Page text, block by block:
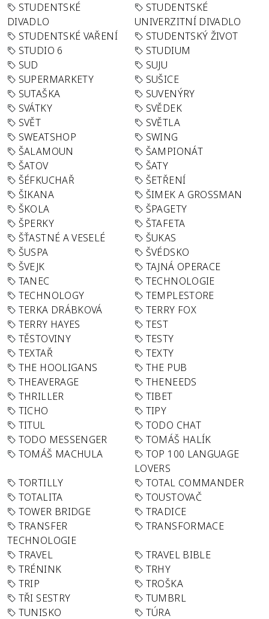
STUDENTSKÉ
DIVADLO
STUDENTSKÉ
UNIVERZITNÍ DIVADLO
STUDENTSKÉ VAŘENÍ
STUDENTSKÝ ŽIVOT
STUDIO 6
STUDIUM
SUD
SUJU
SUPERMARKETY
SUŠICE
SUTAŠKA
SUVENÝRY
SVÁTKY
SVĚDEK
SVĚT
SVĚTLA
SWEATSHOP
SWING
ŠALAMOUN
ŠAMPIONÁT
ŠATOV
ŠATY
ŠÉFKUCHAŘ
ŠETŘENÍ
ŠIKANA
ŠIMEK A GROSSMAN
ŠKOLA
ŠPAGETY
ŠPERKY
ŠTAFETA
ŠŤASTNÉ A VESELÉ
ŠUKAS
ŠUSPA
ŠVÉDSKO
ŠVEJK
TAJNÁ OPERACE
TANEC
TECHNOLOGIE
TECHNOLOGY
TEMPLESTORE
TERKA DRÁBKOVÁ
TERRY FOX
TERRY HAYES
TEST
TĚSTOVINY
TESTY
TEXTAŘ
TEXTY
THE HOOLIGANS
THE PUB
THEAVERAGE
THENEEDS
THRILLER
TIBET
TICHO
TIPY
TITUL
TODO CHAT
TODO MESSENGER
TOMÁŠ HALÍK
TOMÁŠ MACHULA
TOP 100 LANGUAGE
LOVERS
TORTILLY
TOTAL COMMANDER
TOTALITA
TOUSTOVAČ
TOWER BRIDGE
TRADICE
TRANSFER
TECHNOLOGIE
TRANSFORMACE
TRAVEL
TRAVEL BIBLE
TRÉNINK
TRHY
TRIP
TROŠKA
TŘI SESTRY
TUMBRL
TUNISKO
TÚRA